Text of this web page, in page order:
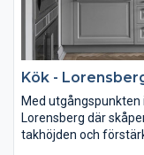
Kök -
Med
Lorensberg där
takhöjden och